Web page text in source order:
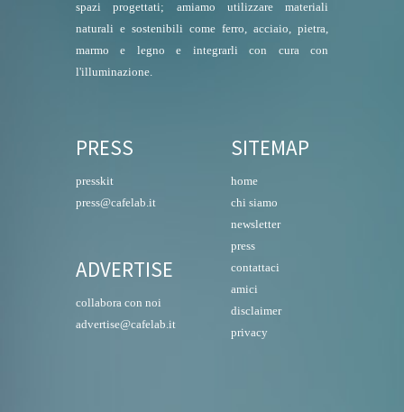
spazi progettati; amiamo utilizzare materiali
naturali e sostenibili come ferro, acciaio, pietra,
marmo e legno e integrarli con cura con
l'illuminazione.
PRESS
presskit
press@cafelab.it
ADVERTISE
collabora con noi
advertise@cafelab.it
SITEMAP
home
chi siamo
newsletter
press
contattaci
amici
disclaimer
privacy